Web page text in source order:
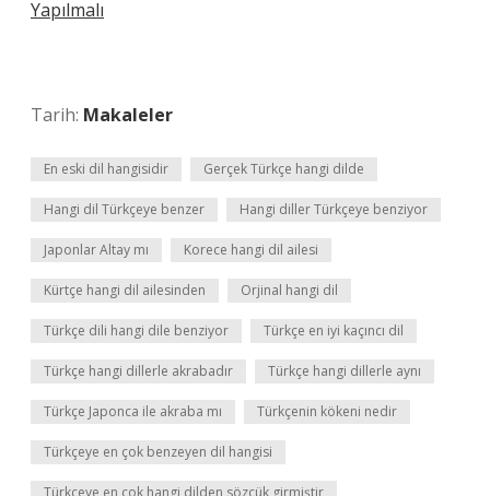
Yapılmalı
Tarih: Makaleler
En eski dil hangisidir Gerçek Türkçe hangi dilde
Hangi dil Türkçeye benzer Hangi diller Türkçeye benziyor
Japonlar Altay mı Korece hangi dil ailesi
Kürtçe hangi dil ailesinden Orjinal hangi dil
Türkçe dili hangi dile benziyor Türkçe en iyi kaçıncı dil
Türkçe hangi dillerle akrabadır Türkçe hangi dillerle aynı
Türkçe Japonca ile akraba mı Türkçenin kökeni nedir
Türkçeye en çok benzeyen dil hangisi
Türkçeye en çok hangi dilden sözcük girmiştir